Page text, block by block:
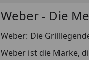
Weber - Die
Weber: Die
Weber ist die Marke,